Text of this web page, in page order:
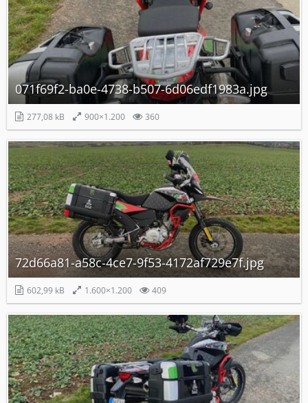
071f69f2-ba0e-4738-b507-6d06edf1983a.jpg
277,08 kB 900×1.200 360
72d66a81-a58c-4ce7-9f53-4172af729e7f.jpg
602,99 kB 1.600×1.200 409